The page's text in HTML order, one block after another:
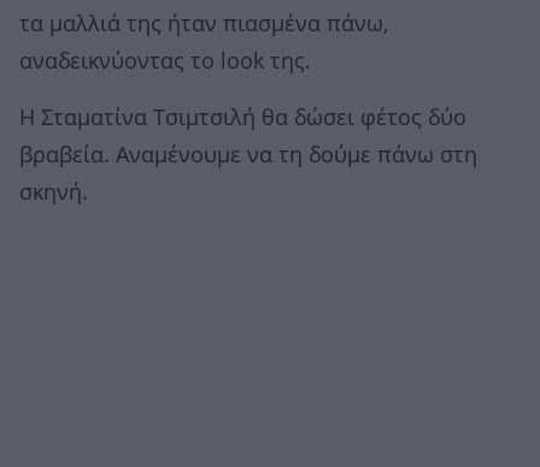
τα μαλλιά της ήταν πιασμένα πάνω,
αναδεικνύοντας το look της.
Η Σταματίνα Τσιμτσιλή θα δώσει φέτος δύο
βραβεία. Αναμένουμε να τη δούμε πάνω στη
σκηνή.